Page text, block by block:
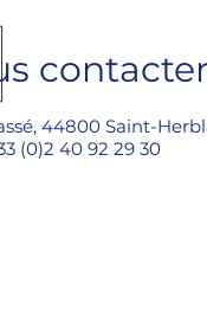
contacter
44800 Saint-
(0)2 40 92 29 30